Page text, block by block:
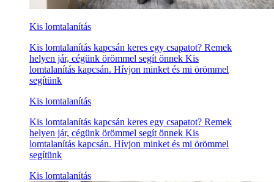
Kis lomtalanítás
Kis lomtalanítás kapcsán keres egy csapatot? Remek
helyen jár, cégünk örömmel segít önnek Kis
lomtalanítás kapcsán. Hívjon minket és mi örömmel
segítünk
Kis lomtalanítás
Kis lomtalanítás kapcsán keres egy csapatot? Remek
helyen jár, cégünk örömmel segít önnek Kis
lomtalanítás kapcsán. Hívjon minket és mi örömmel
segítünk
Kis lomtalanítás